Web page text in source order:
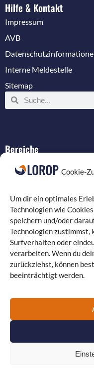
Cookie-
Um dir ein optimales
Technologien wie
speichern und/oder
Technologien zustimmst,
Surfverhalten oder
verarbeiten. Wenn du
zurückziehst, können
beeinträchtigt werden.
030 330 96 26 0| Fax:
Guiollettstraße 30 |
22| Fax: 069 870 08 21
Bereiche
Verkabelung
Compliance
Programmierung
Hilfe & Kontakt
Impressum
AVB
Interne Meldestelle
Sitemap